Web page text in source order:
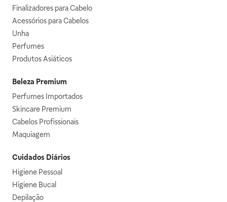
Finalizadores para Cabelo
Acessórios para Cabelos
Unha
Perfumes
Produtos Asiáticos
Beleza Premium
Perfumes Importados
Skincare Premium
Cabelos Profissionais
Maquiagem
Cuidados Diários
Higiene Pessoal
Higiene Bucal
Depilação